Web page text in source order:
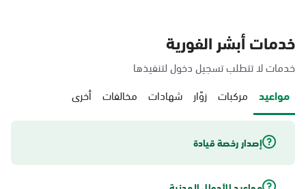
خدمات أبشر الفورية
خدمات لا تتطلب تسجيل دخول لتنفيذها
مواعيد مركبات زوّار شهادات مخالفات أخرى
إصدار رخصة قيادة